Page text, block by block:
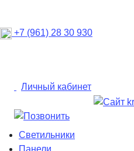
+7 (961) 28 30 930
Личный кабинет
Светильники